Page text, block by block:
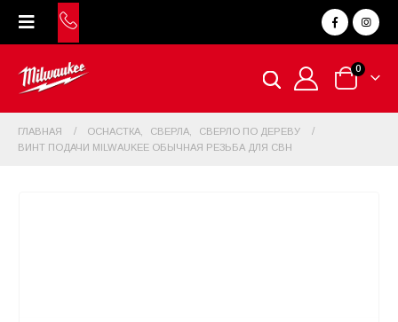
0
ГЛАВНАЯ ОСНАСТКА СВЕРЛА
CВЕРЛО ПО ДЕРЕВУ
ВИНТ ПОДАЧИ MILWAUKEE ОБЫЧНАЯ РЕЗЬБА ДЛЯ СВН